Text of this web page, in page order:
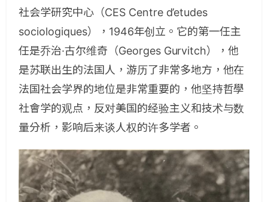
社会学研究中心（CES Centre d’etudes
sociologiques），1946年创立。它的第一任主
任是乔治·古尔维奇（Georges Gurvitch），他
是苏联出生的法国人，游历了非常多地方，他在
法国社会学界的地位是非常重要的，他坚持哲學
社會学的观点，反对美国的经验主义和技术与数
量分析，影响后来谈人权的许多学者。